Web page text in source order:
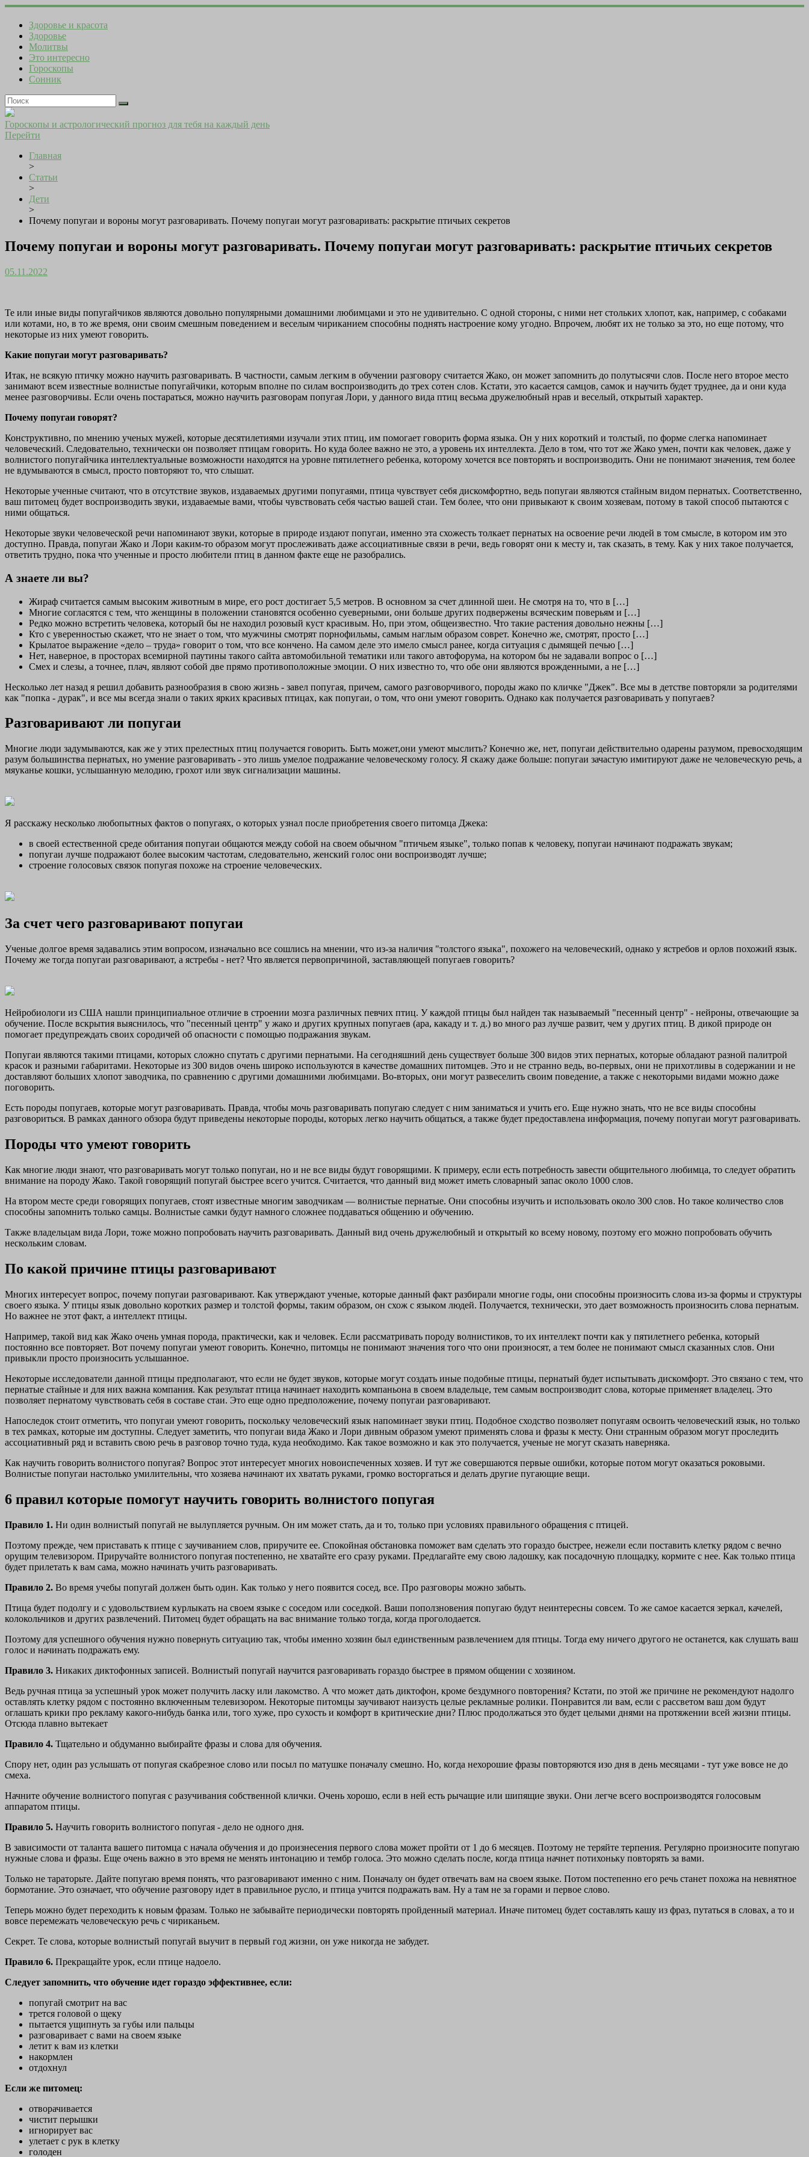
Здоровье и красота
Здоровье
Молитвы
Это интересно
Гороскопы
Сонник
Гороскопы и астрологический прогноз для тебя на каждый день
Перейти
Главная
>
Статьи
>
Дети
>
Почему попугаи и вороны могут разговаривать. Почему попугаи могут разговаривать: раскрытие птичьих секретов
Почему попугаи и вороны могут разговаривать. Почему попугаи могут разговаривать: раскрытие птичьих секретов
05.11.2022
Те или иные виды попугайчиков являются довольно популярными домашними любимцами и это не удивительно. С одной стороны, с ними нет стольких хлопот, как, например, с собаками
или котами, но, в то же время, они своим смешным поведением и веселым чириканием способны поднять настроение кому угодно. Впрочем, любят их не только за это, но еще потому, что
некоторые из них умеют говорить.
Какие попугаи могут разговаривать?
Итак, не всякую птичку можно научить разговаривать. В частности, самым легким в обучении разговору считается Жако, он может запомнить до полутысячи слов. После него второе место
занимают всем известные волнистые попугайчики, которым вполне по силам воспроизводить до трех сотен слов. Кстати, это касается самцов, самок и научить будет труднее, да и они куда
менее разговорчивы. Если очень постараться, можно научить разговорам попугая Лори, у данного вида птиц весьма дружелюбный нрав и веселый, открытый характер.
Почему попугаи говорят?
Конструктивно, по мнению ученых мужей, которые десятилетиями изучали этих птиц, им помогает говорить форма языка. Он у них короткий и толстый, по форме слегка напоминает
человеческий. Следовательно, технически он позволяет птицам говорить. Но куда более важно не это, а уровень их интеллекта. Дело в том, что тот же Жако умен, почти как человек, даже у
волнистого попугайчика интеллектуальные возможности находятся на уровне пятилетнего ребенка, которому хочется все повторять и воспроизводить. Они не понимают значения, тем более
не вдумываются в смысл, просто повторяют то, что слышат.
Некоторые ученные считают, что в отсутствие звуков, издаваемых другими попугаями, птица чувствует себя дискомфортно, ведь попугаи являются стайным видом пернатых. Соответственно,
ваш питомец будет воспроизводить звуки, издаваемые вами, чтобы чувствовать себя частью вашей стаи. Тем более, что они привыкают к своим хозяевам, потому в такой способ пытаются с
ними общаться.
Некоторые звуки человеческой речи напоминают звуки, которые в природе издают попугаи, именно эта схожесть толкает пернатых на освоение речи людей в том смысле, в котором им это
доступно. Правда, попугаи Жако и Лори каким-то образом могут прослеживать даже ассоциативные связи в речи, ведь говорят они к месту и, так сказать, в тему. Как у них такое получается,
ответить трудно, пока что ученные и просто любители птиц в данном факте еще не разобрались.
А знаете ли вы?
Жираф считается самым высоким животным в мире, его рост достигает 5,5 метров. В основном за счет длинной шеи. Не смотря на то, что в […]
Многие согласятся с тем, что женщины в положении становятся особенно суеверными, они больше других подвержены всяческим поверьям и […]
Редко можно встретить человека, который бы не находил розовый куст красивым. Но, при этом, общеизвестно. Что такие растения довольно нежны […]
Кто с уверенностью скажет, что не знает о том, что мужчины смотрят порнофильмы, самым наглым образом соврет. Конечно же, смотрят, просто […]
Крылатое выражение «дело – труда» говорит о том, что все кончено. На самом деле это имело смысл ранее, когда ситуация с дымящей печью […]
Нет, наверное, в просторах всемирной паутины такого сайта автомобильной тематики или такого автофорума, на котором бы не задавали вопрос о […]
Смех и слезы, а точнее, плач, являют собой две прямо противоположные эмоции. О них известно то, что обе они являются врожденными, а не […]
Несколько лет назад я решил добавить разнообразия в свою жизнь - завел попугая, причем, самого разговорчивого, породы жако по кличке "Джек". Все мы в детстве повторяли за родителями
как "попка - дурак", и все мы всегда знали о таких ярких красивых птицах, как попугаи, о том, что они умеют говорить. Однако как получается разговаривать у попугаев?
Разговаривают ли попугаи
Многие люди задумываются, как же у этих прелестных птиц получается говорить. Быть может,они умеют мыслить? Конечно же, нет, попугаи действительно одарены разумом, превосходящим
разум большинства пернатых, но умение разговаривать - это лишь умелое подражание человеческому голосу. Я скажу даже больше: попугаи зачастую имитируют даже не человеческую речь, а
мяуканье кошки, услышанную мелодию, грохот или звук сигнализации машины.
Я расскажу несколько любопытных фактов о попугаях, о которых узнал после приобретения своего питомца Джека:
в своей естественной среде обитания попугаи общаются между собой на своем обычном "птичьем языке", только попав к человеку, попугаи начинают подражать звукам;
попугаи лучше подражают более высоким частотам, следовательно, женский голос они воспроизводят лучше;
строение голосовых связок попугая похоже на строение человеческих.
За счет чего разговаривают попугаи
Ученые долгое время задавались этим вопросом, изначально все сошлись на мнении, что из-за наличия "толстого языка", похожего на человеческий, однако у ястребов и орлов похожий язык.
Почему же тогда попугаи разговаривают, а ястребы - нет? Что является первопричиной, заставляющей попугаев говорить?
Нейробиологи из США нашли принципиальное отличие в строении мозга различных певчих птиц. У каждой птицы был найден так называемый "песенный центр" - нейроны, отвечающие за
обучение. После вскрытия выяснилось, что "песенный центр" у жако и других крупных попугаев (ара, какаду и т. д.) во много раз лучше развит, чем у других птиц. В дикой природе он
помогает предупреждать своих сородичей об опасности с помощью подражания звукам.
Попугаи являются такими птицами, которых сложно спутать с другими пернатыми. На сегодняшний день существует больше 300 видов этих пернатых, которые обладают разной палитрой
красок и разными габаритами. Некоторые из 300 видов очень широко используются в качестве домашних питомцев. Это и не странно ведь, во-первых, они не прихотливы в содержании и не
доставляют больших хлопот заводчика, по сравнению с другими домашними любимцами. Во-вторых, они могут развеселить своим поведение, а также с некоторыми видами можно даже
поговорить.
Есть породы попугаев, которые могут разговаривать. Правда, чтобы мочь разговаривать попугаю следует с ним заниматься и учить его. Еще нужно знать, что не все виды способны
разговориться. В рамках данного обзора будут приведены некоторые породы, которых легко научить общаться, а также будет предоставлена информация, почему попугаи могут разговаривать.
Породы что умеют говорить
Как многие люди знают, что разговаривать могут только попугаи, но и не все виды будут говорящими. К примеру, если есть потребность завести общительного любимца, то следует обратить
внимание на породу Жако. Такой говорящий попугай быстрее всего учится. Считается, что данный вид может иметь словарный запас около 1000 слов.
На втором месте среди говорящих попугаев, стоят известные многим заводчикам — волнистые пернатые. Они способны изучить и использовать около 300 слов. Но такое количество слов
способны запомнить только самцы. Волнистые самки будут намного сложнее поддаваться общению и обучению.
Также владельцам вида Лори, тоже можно попробовать научить разговаривать. Данный вид очень дружелюбный и открытый ко всему новому, поэтому его можно попробовать обучить
нескольким словам.
По какой причине птицы разговаривают
Многих интересует вопрос, почему попугаи разговаривают. Как утверждают ученые, которые данный факт разбирали многие годы, они способны произносить слова из-за формы и структуры
своего языка. У птицы язык довольно коротких размер и толстой формы, таким образом, он схож с языком людей. Получается, технически, это дает возможность произносить слова пернатым.
Но важнее не этот факт, а интеллект птицы.
Например, такой вид как Жако очень умная порода, практически, как и человек. Если рассматривать породу волнистиков, то их интеллект почти как у пятилетнего ребенка, который
постоянно все повторяет. Вот почему попугаи умеют говорить. Конечно, питомцы не понимают значения того что они произносят, а тем более не понимают смысл сказанных слов. Они
привыкли просто произносить услышанное.
Некоторые исследователи данной птицы предполагают, что если не будет звуков, которые могут создать иные подобные птицы, пернатый будет испытывать дискомфорт. Это связано с тем, что
пернатые стайные и для них важна компания. Как результат птица начинает находить компаньона в своем владельце, тем самым воспроизводит слова, которые применяет владелец. Это
позволяет пернатому чувствовать себя в составе стаи. Это еще одно предположение, почему попугаи разговаривают.
Напоследок стоит отметить, что попугаи умеют говорить, поскольку человеческий язык напоминает звуки птиц. Подобное сходство позволяет попугаям освоить человеческий язык, но только
в тех рамках, которые им доступны. Следует заметить, что попугаи вида Жако и Лори дивным образом умеют применять слова и фразы к месту. Они странным образом могут проследить
ассоциативный ряд и вставить свою речь в разговор точно туда, куда необходимо. Как такое возможно и как это получается, ученые не могут сказать наверняка.
Как научить говорить волнистого попугая? Вопрос этот интересует многих новоиспеченных хозяев. И тут же совершаются первые ошибки, которые потом могут оказаться роковыми.
Волнистые попугаи настолько умилительны, что хозяева начинают их хватать руками, громко восторгаться и делать другие пугающие вещи.
6 правил которые помогут научить говорить волнистого попугая
Правило 1. Ни один волнистый попугай не вылупляется ручным. Он им может стать, да и то, только при условиях правильного обращения с птицей.
Поэтому прежде, чем приставать к птице с заучиванием слов, приручите ее. Спокойная обстановка поможет вам сделать это гораздо быстрее, нежели если поставить клетку рядом с вечно
орущим телевизором. Приручайте волнистого попугая постепенно, не хватайте его сразу руками. Предлагайте ему свою ладошку, как посадочную площадку, кормите с нее. Как только птица
будет прилетать к вам сама, можно начинать учить разговаривать.
Правило 2. Во время учебы попугай должен быть один. Как только у него появится сосед, все. Про разговоры можно забыть.
Птица будет подолгу и с удовольствием курлыкать на своем языке с соседом или соседкой. Ваши поползновения попугаю будут неинтересны совсем. То же самое касается зеркал, качелей,
колокольчиков и других развлечений. Питомец будет обращать на вас внимание только тогда, когда проголодается.
Поэтому для успешного обучения нужно повернуть ситуацию так, чтобы именно хозяин был единственным развлечением для птицы. Тогда ему ничего другого не останется, как слушать ваш
голос и начинать подражать ему.
Правило 3. Никаких диктофонных записей. Волнистый попугай научится разговаривать гораздо быстрее в прямом общении с хозяином.
Ведь ручная птица за успешный урок может получить ласку или лакомство. А что может дать диктофон, кроме бездумного повторения? Кстати, по этой же причине не рекомендуют надолго
оставлять клетку рядом с постоянно включенным телевизором. Некоторые питомцы заучивают наизусть целые рекламные ролики. Понравится ли вам, если с рассветом ваш дом будут
оглашать крики про рекламу какого-нибудь банка или, того хуже, про сухость и комфорт в критические дни? Плюс продолжаться это будет целыми днями на протяжении всей жизни птицы.
Отсюда плавно вытекает
Правило 4. Тщательно и обдуманно выбирайте фразы и слова для обучения.
Спору нет, один раз услышать от попугая скабрезное слово или посыл по матушке поначалу смешно. Но, когда нехорошие фразы повторяются изо дня в день месяцами - тут уже вовсе не до
смеха.
Начните обучение волнистого попугая с разучивания собственной клички. Очень хорошо, если в ней есть рычащие или шипящие звуки. Они легче всего воспроизводятся голосовым
аппаратом птицы.
Правило 5. Научить говорить волнистого попугая - дело не одного дня.
В зависимости от таланта вашего питомца с начала обучения и до произнесения первого слова может пройти от 1 до 6 месяцев. Поэтому не теряйте терпения. Регулярно произносите попугаю
нужные слова и фразы. Еще очень важно в это время не менять интонацию и тембр голоса. Это можно сделать после, когда птица начнет потихоньку повторять за вами.
Только не тараторьте. Дайте попугаю время понять, что разговаривают именно с ним. Поначалу он будет отвечать вам на своем языке. Потом постепенно его речь станет похожа на невнятное
бормотание. Это означает, что обучение разговору идет в правильное русло, и птица учится подражать вам. Ну а там не за горами и первое слово.
Теперь можно будет переходить к новым фразам. Только не забывайте периодически повторять пройденный материал. Иначе питомец будет составлять кашу из фраз, путаться в словах, а то и
вовсе перемежать человеческую речь с чириканьем.
Секрет. Те слова, которые волнистый попугай выучит в первый год жизни, он уже никогда не забудет.
Правило 6. Прекращайте урок, если птице надоело.
Следует запомнить, что обучение идет гораздо эффективнее, если:
попугай смотрит на вас
трется головой о щеку
пытается ущипнуть за губы или пальцы
разговаривает с вами на своем языке
летит к вам из клетки
накормлен
отдохнул
Если же питомец:
отворачивается
чистит перышки
игнорирует вас
улетает с рук в клетку
голоден